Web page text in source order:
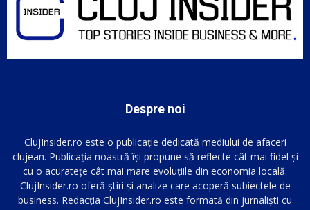
Despre noi
ClujInsider.ro este o publicație dedicată mediului de afaceri
clujean. Publicația noastră își propune să reflecte cât mai fidel și
cu o acuratețe cât mai mare evoluțiile din economia locală.
ClujInsider.ro oferă știri și analize care acoperă subiectele de
business. Redacția ClujInsider.ro este formată din jurnaliști cu